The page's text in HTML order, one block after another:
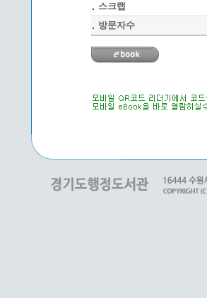
스크랩
방문자수